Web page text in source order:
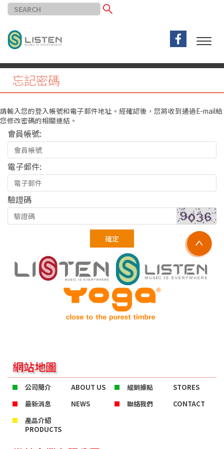
忘記密碼
請輸入您的登入帳號和電子郵件地址。經確認後，您將收到通過E-mail給
您修改密碼的相關連結。
會員帳號:
電子郵件:
驗證碼
確定
網站地圖
公司簡介 ABOUT US 經銷據點
STORES
最新消息
NEWS 聯絡我們
CONTACT
產品介紹
PRODUCTS